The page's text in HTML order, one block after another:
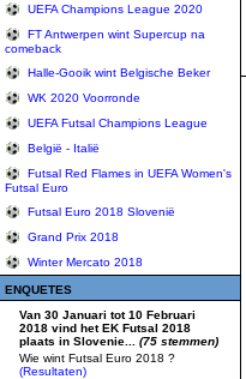
UEFA Champions League 2020
FT Antwerpen wint Supercup na
comeback
Halle-Gooik wint Belgische Beker
WK 2020 Voorronde
UEFA Futsal Champions League
België - Italië
Futsal Red Flames in UEFA Women's
Futsal Euro
Futsal Euro 2018 Slovenië
Grand Prix 2018
Winter Mercato 2018
ENQUETES
Van 30 Januari tot 10 Februari
2018 vind het EK Futsal 2018
plaats in Slovenie... (75 stemmen)
Wie wint Futsal Euro 2018 ?
(Resultaten)